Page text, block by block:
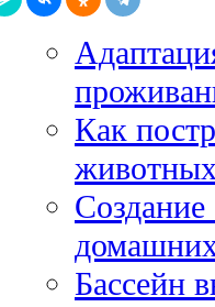
Как
Создание
Бассейн